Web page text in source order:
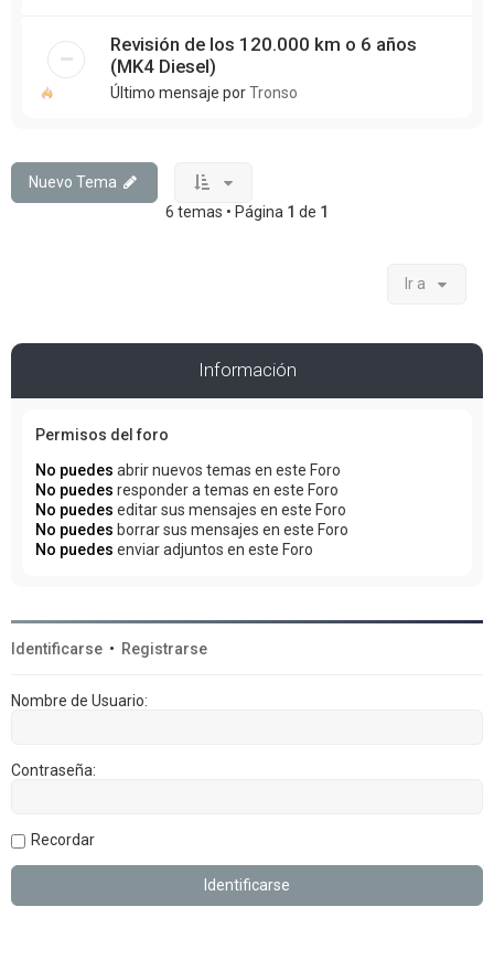
Revisión de los 120.000 km o 6 años
(MK4 Diesel)
Último mensaje porTronso
Nuevo Tema
6 temas • Página 1 de 1
Ir a
Información
Permisos del foro
No puedes abrir nuevos temas en este Foro
No puedes responder a temas en este Foro
No puedes editar sus mensajes en este Foro
No puedes borrar sus mensajes en este Foro
No puedes enviar adjuntos en este Foro
Identificarse • Registrarse
Nombre de Usuario:
Contraseña:
Recordar